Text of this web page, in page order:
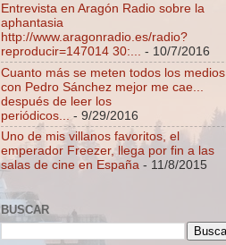
Entrevista en Aragón Radio sobre la
aphantasia
http://www.aragonradio.es/radio?
reproducir=147014 30:...
- 10/7/2016
Cuanto más se meten todos los medios
con Pedro Sánchez mejor me cae...
después de leer los
periódicos...
- 9/29/2016
Uno de mis villanos favoritos, el
emperador Freezer, llega por fin a las
salas de cine en España - 11/8/2015
BUSCAR